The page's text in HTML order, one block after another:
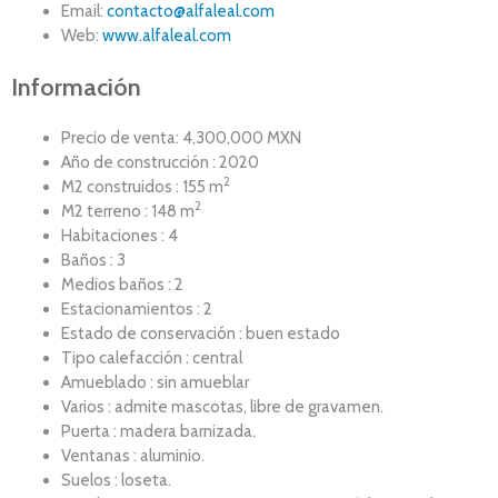
Email: contacto@alfaleal.com
Web: www.alfaleal.com
Información
Precio de venta: 4,300,000 MXN
Año de construcción : 2020
M2 construidos : 155 m2
M2 terreno : 148 m2
Habitaciones : 4
Baños : 3
Medios baños : 2
Estacionamientos : 2
Estado de conservación : buen estado
Tipo calefacción : central
Amueblado : sin amueblar
Varios : admite mascotas, libre de gravamen.
Puerta : madera barnizada.
Ventanas : aluminio.
Suelos : loseta.